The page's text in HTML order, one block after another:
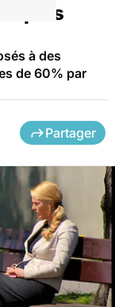
plus
à des
de 60% par
Partager